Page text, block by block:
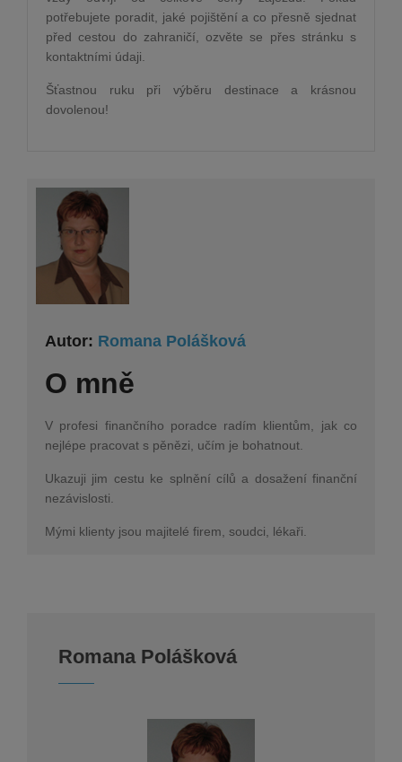
potřebujete poradit, jaké pojištění a co přesně sjednat
před cestou do zahraničí, ozvěte se přes stránku s
kontaktními údaji.
Šťastnou ruku při výběru destinace a krásnou
dovolenou!
Autor: Romana Polášková
O mně
V profesi finančního poradce radím klientům, jak co
nejlépe pracovat s pěnězi, učím je bohatnout.
Ukazuji jim cestu ke splnění cílů a dosažení finanční
nezávislosti.
Mými klienty jsou majitelé firem, soudci, lékaři.
Romana Polášková